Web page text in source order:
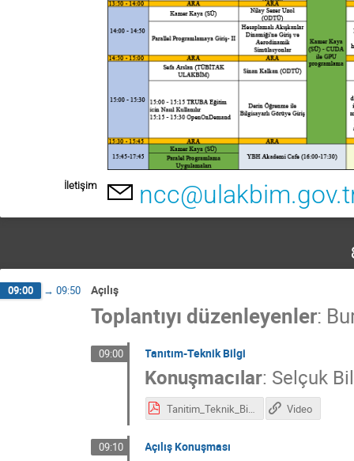
İletişim
09:00 → 09:50 Açılış
Toplantıyı düzenleyenler:
09:00 Tanıtım-Teknik Bilgi
Konuşmacılar: Selçuk
Tanitim_Teknik_Bilgi.pdf Video
09:10 Açılış Konuşması